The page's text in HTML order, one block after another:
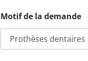
Motif de la demande